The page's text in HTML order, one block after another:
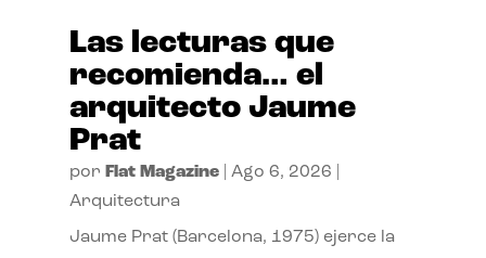
Las lecturas que
recomienda… el
arquitecto Jaume
Prat
por Flat Magazine| Ago 6, 2026
Arquitectura
Jaume Prat (Barcelona, 1975) ejerce la